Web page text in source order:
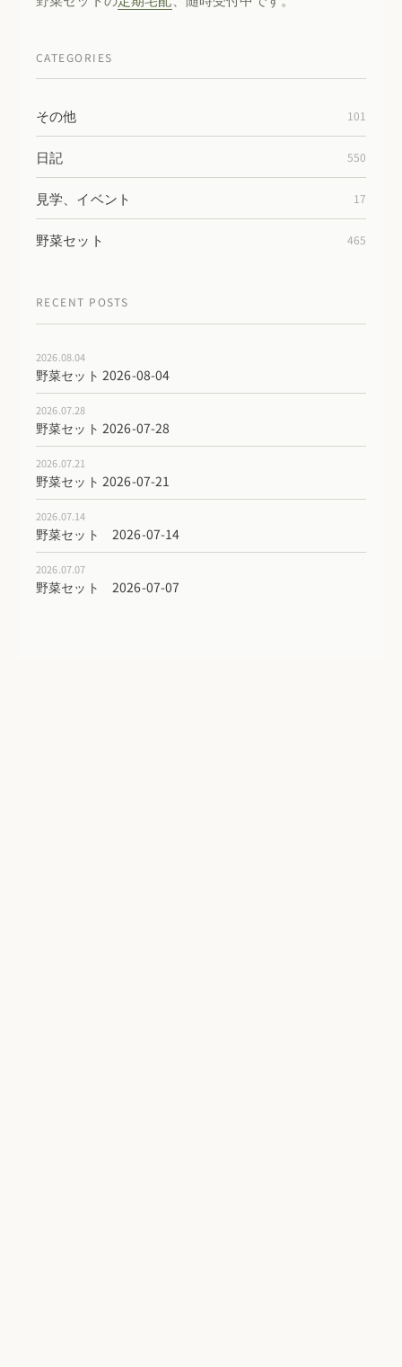
CATEGORIES
その他 101
日記 550
見学、イベント 17
野菜セット 465
RECENT POSTS
2026.08.04
野菜セット 2026-08-04
2026.07.28
野菜セット 2026-07-28
2026.07.21
野菜セット 2026-07-21
2026.07.14
野菜セット 2026-07-14
2026.07.07
野菜セット 2026-07-07